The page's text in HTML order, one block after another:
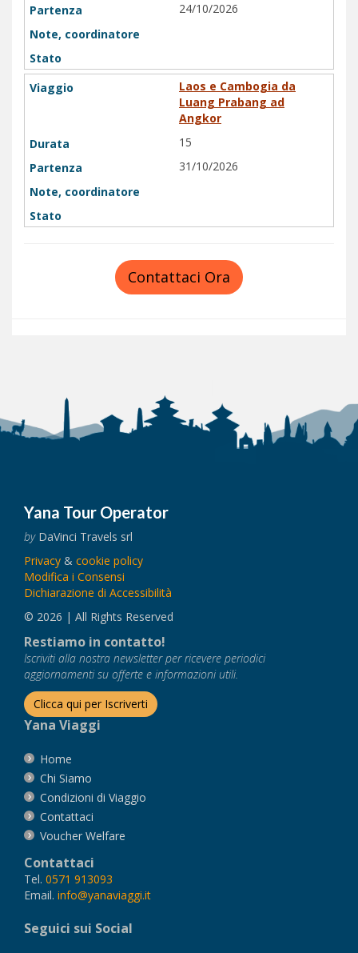
24/10/2026
Laos e Cambogia da
Luang Prabang ad
Angkor
15
31/10/2026
Contattaci Ora
Yana Tour Operator
byDaVinci Travels srl
Privacy & cookie policy
Modifica i Consensi
Dichiarazione di Accessibilità
© 2026 | All Rights Reserved
Restiamo in contatto!
Iscriviti alla nostra newsletter per ricevere periodici
aggiornamenti su offerte e informazioni utili.
Clicca qui per Iscriverti
Yana Viaggi
Home
Chi Siamo
Condizioni di Viaggio
Contattaci
Voucher Welfare
Contattaci
Tel. 0571 913093
Email. info@yanaviaggi.it
Seguici sui Social